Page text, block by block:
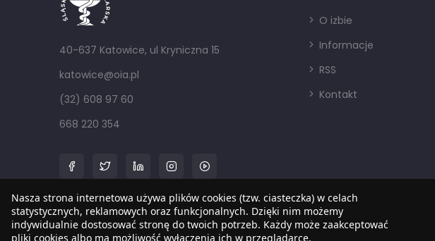
40-637 Katowice, ul Kryniczna 15
katowice@oia.pl
(32) 608 97 60
668 220 354
O izbie
Informacje
RSS
Kontakt
Copyright © 2022
Nasza strona internetowa używa plików cookies (tzw. ciasteczka) w celach
statystycznych, reklamowych oraz funkcjonalnych. Dzięki nim możemy
indywidualnie dostosować stronę do twoich potrzeb. Każdy może zaakceptować
pliki cookies albo ma możliwość wyłączenia ich w przeglądarce.